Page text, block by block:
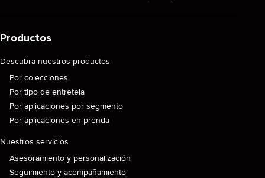
Productos
Descubra nuestros productos
Por colecciones
Por tipo de entretela
Por aplicaciones por segmento
Por aplicaciones en prenda
Nuestros servicios
Asesoramiento y personalización
Seguimiento y acompañamiento